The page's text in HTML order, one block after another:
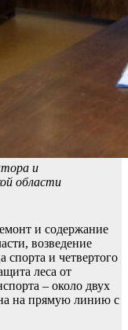
и
области
и содержание
возведение
спорта и четвертого
леса от
– около двух
на прямую линию с